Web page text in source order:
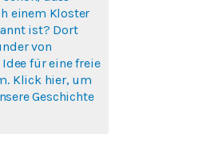
einem Kloster
ist? Dort
von
für eine freie
Klick hier, um
Geschichte